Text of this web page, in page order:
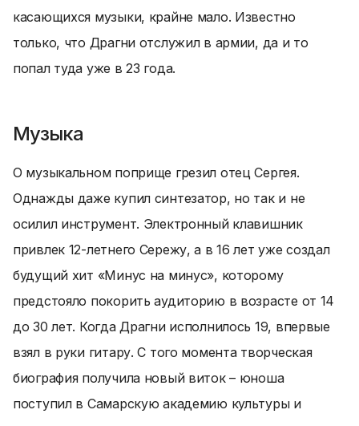
касающихся музыки, крайне мало. Известно
только, что Драгни отслужил в армии, да и то
попал туда уже в 23 года.
Музыка
О музыкальном поприще грезил отец Сергея.
Однажды даже купил синтезатор, но так и не
осилил инструмент. Электронный клавишник
привлек 12-летнего Сережу, а в 16 лет уже создал
будущий хит «Минус на минус», которому
предстояло покорить аудиторию в возрасте от 14
до 30 лет. Когда Драгни исполнилось 19, впервые
взял в руки гитару. С того момента творческая
биография получила новый виток – юноша
поступил в Самарскую академию культуры и